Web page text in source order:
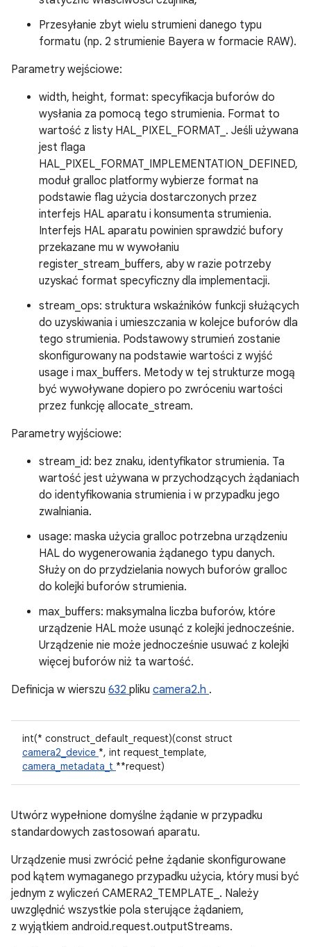
Przesyłanie zbyt wielu strumieni danego typu
formatu (np. 2 strumienie Bayera w formacie RAW).
Parametry wejściowe:
width, height, format: specyfikacja buforów do
wysłania za pomocą tego strumienia. Format to
wartość z listy HAL_PIXEL_FORMAT_. Jeśli używana
jest flaga
HAL_PIXEL_FORMAT_IMPLEMENTATION_DEFINED,
moduł gralloc platformy wybierze format na
podstawie flag użycia dostarczonych przez
interfejs HAL aparatu i konsumenta strumienia.
Interfejs HAL aparatu powinien sprawdzić bufory
przekazane mu w wywołaniu
register_stream_buffers, aby w razie potrzeby
uzyskać format specyficzny dla implementacji.
stream_ops: struktura wskaźników funkcji służących
do uzyskiwania i umieszczania w kolejce buforów dla
tego strumienia. Podstawowy strumień zostanie
skonfigurowany na podstawie wartości z wyjść
usage i max_buffers. Metody w tej strukturze mogą
być wywoływane dopiero po zwróceniu wartości
przez funkcję allocate_stream.
Parametry wyjściowe:
stream_id: bez znaku, identyfikator strumienia. Ta
wartość jest używana w przychodzących żądaniach
do identyfikowania strumienia i w przypadku jego
zwalniania.
usage: maska użycia gralloc potrzebna urządzeniu
HAL do wygenerowania żądanego typu danych.
Służy on do przydzielania nowych buforów gralloc
do kolejki buforów strumienia.
max_buffers: maksymalna liczba buforów, które
urządzenie HAL może usunąć z kolejki jednocześnie.
Urządzenie nie może jednocześnie usuwać z kolejki
więcej buforów niż ta wartość.
Definicja w wierszu 632 pliku camera2.h .
int(* construct_default_request)(const struct
camera2_device *, int request_template,
camera_metadata_t **request)
Utwórz wypełnione domyślne żądanie w przypadku
standardowych zastosowań aparatu.
Urządzenie musi zwrócić pełne żądanie skonfigurowane
pod kątem wymaganego przypadku użycia, który musi być
jednym z wyliczeń CAMERA2_TEMPLATE_. Należy
uwzględnić wszystkie pola sterujące żądaniem,
z wyjątkiem android.request.outputStreams.